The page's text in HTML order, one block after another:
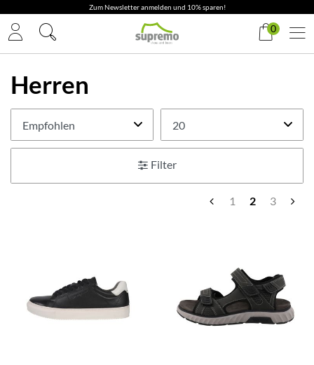
Zum Newsletter anmelden und 10% sparen!
0
Herren
Filter
1 2 3